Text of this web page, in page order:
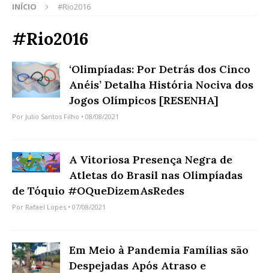
INÍCIO #Rio2016
#Rio2016
‘Olimpíadas: Por Detrás dos Cinco
Anéis’ Detalha História Nociva dos
Jogos Olímpicos [RESENHA]
Por Julio Santos Filho • 08/08/2021
A Vitoriosa Presença Negra de
Atletas do Brasil nas Olimpíadas
de Tóquio #OQueDizemAsRedes
Por Rafael Lopes • 07/08/2021
Em Meio à Pandemia Famílias são
Despejadas Após Atraso e